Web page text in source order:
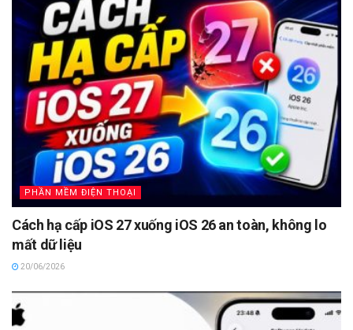
PHẦN MỀM ĐIỆN THOẠI
Cách hạ cấp iOS 27 xuống iOS 26 an toàn, không lo
mất dữ liệu
20/06/2026